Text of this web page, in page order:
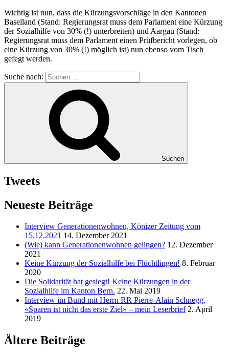
Wichtig ist nun, dass die Kürzungsvorschläge in den Kantonen
Baselland (Stand: Regierungsrat muss dem Parlament eine Kürzung
der Sozialhilfe von 30% (!) unterbreiten) und Aargau (Stand:
Regierungsrat muss dem Parlament einen Prüfbericht vorlegen, ob
eine Kürzung von 30% (!) möglich ist) nun ebenso vom Tisch
gefegt werden.
Suche nach:
Suchen
Tweets
Neueste Beiträge
Interview Generationenwohnen, Könizer Zeitung vom
15.12.2021 14. Dezember 2021
(Wie) kann Generationenwohnen gelingen? 12. Dezember
2021
Keine Kürzung der Sozialhilfe bei Flüchtlingen! 8. Februar
2020
Die Solidarität hat gesiegt! Keine Kürzungen in der
Sozialhilfe im Kanton Bern. 22. Mai 2019
Interview im Bund mit Herrn RR Pierre-Alain Schnegg,
«Sparen ist nicht das erste Ziel» – mein Leserbrief 2. April
2019
Ältere Beiträge